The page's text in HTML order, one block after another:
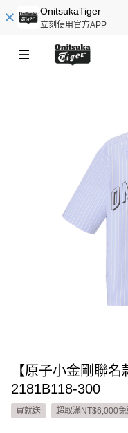
OnitsukaTiger
立刻使用官方APP
【原子小金剛聯名
2181B118-300
買就送 超取滿NT$6,000免